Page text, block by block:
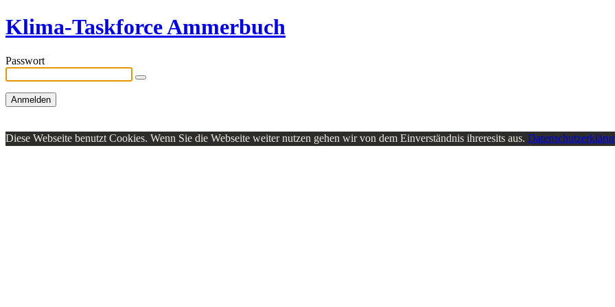
Klima-Taskforce Ammerbuch
Passwort
Diese Webseite benutzt Cookies. Wenn Sie die Webseite weiter nutzen gehen wir von dem Einverständnis ihreresits aus.